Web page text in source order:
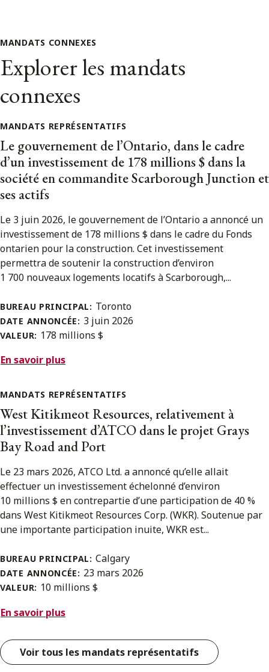
MANDATS CONNEXES
Explorer les mandats
connexes
MANDATS REPRÉSENTATIFS
Le gouvernement de l’Ontario, dans le cadre
d’un investissement de 178 millions $ dans la
société en commandite Scarborough Junction et
ses actifs
Le 3 juin 2026, le gouvernement de l’Ontario a annoncé un
investissement de 178 millions $ dans le cadre du Fonds
ontarien pour la construction. Cet investissement
permettra de soutenir la construction d’environ
1 700 nouveaux logements locatifs à Scarborough,...
BUREAU PRINCIPAL: Toronto
DATE ANNONCÉE: 3 juin 2026
VALEUR: 178 millions $
En savoir plus
MANDATS REPRÉSENTATIFS
West Kitikmeot Resources, relativement à
l’investissement d’ATCO dans le projet Grays
Bay Road and Port
Le 23 mars 2026, ATCO Ltd. a annoncé qu’elle allait
effectuer un investissement échelonné d’environ
10 millions $ en contrepartie d’une participation de 40 %
dans West Kitikmeot Resources Corp. (WKR). Soutenue par
une importante participation inuite, WKR est...
BUREAU PRINCIPAL: Calgary
DATE ANNONCÉE: 23 mars 2026
VALEUR: 10 millions $
En savoir plus
Voir tous les mandats représentatifs